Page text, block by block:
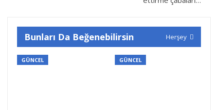
Herşey
Bunları Da Beğenebilirsin
GÜNCEL GÜNCEL